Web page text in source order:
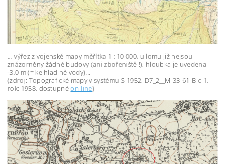
... výřez z vojenské mapy měřítka 1 : 10 000, u lomu již nejsou
znázorněny žádné budovy (ani zbořeniště !), hloubka je uvedena
-3,0 m (= ke hladině vody)...
(zdroj: Topografické mapy v systému S-1952, D7_2__M-33-61-B-c-1,
rok: 1958, dostupnéon-line)